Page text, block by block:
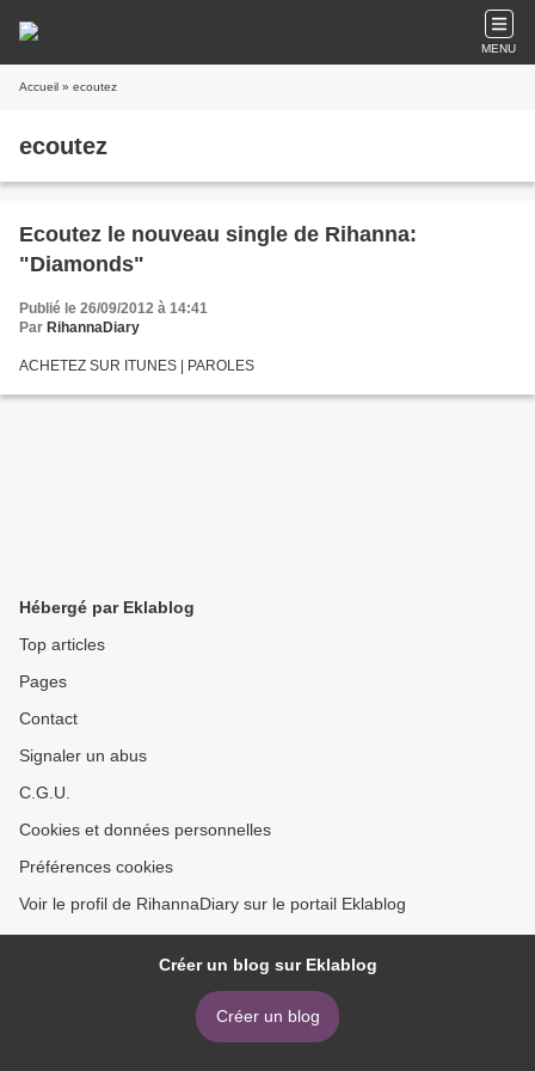
MENU
Accueil » ecoutez
ecoutez
Ecoutez le nouveau single de Rihanna:
"Diamonds"
Publié le 26/09/2012 à 14:41
Par RihannaDiary
ACHETEZ SUR ITUNES | PAROLES
Hébergé par Eklablog
Top articles
Pages
Contact
Signaler un abus
C.G.U.
Cookies et données personnelles
Préférences cookies
Voir le profil de RihannaDiary sur le portail Eklablog
Créer un blog sur Eklablog
Créer un blog